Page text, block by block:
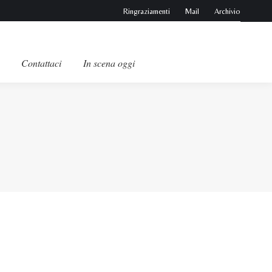
Ringraziamenti Mail Archivio
Contattaci In scena oggi